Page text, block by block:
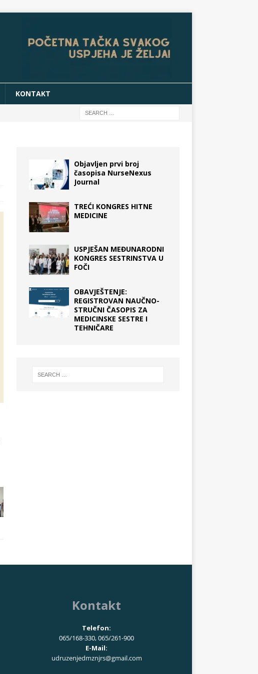
KONTAKT
Objavljen prvi broj
časopisa NurseNexus
Journal
TREĆI KONGRES HITNE
MEDICINE
USPJEŠAN MEĐUNARODNI
KONGRES SESTRINSTVA U
FOČI
OBAVJEŠTENJE:
REGISTROVAN NAUČNO-
STRUČNI ČASOPIS ZA
MEDICINSKE SESTRE I
TEHNIČARE
Kontakt
Telefon:
065/168-330, 065/261-900
E-Mail:
udruzenjedmznjrs@gmail.com